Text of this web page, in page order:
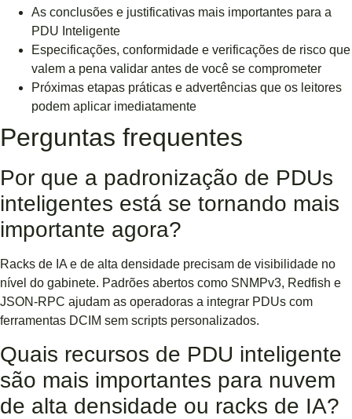
As conclusões e justificativas mais importantes para a
PDU Inteligente
Especificações, conformidade e verificações de risco que
valem a pena validar antes de você se comprometer
Próximas etapas práticas e advertências que os leitores
podem aplicar imediatamente
Perguntas frequentes
Por que a padronização de PDUs
inteligentes está se tornando mais
importante agora?
Racks de IA e de alta densidade precisam de visibilidade no
nível do gabinete. Padrões abertos como SNMPv3, Redfish e
JSON-RPC ajudam as operadoras a integrar PDUs com
ferramentas DCIM sem scripts personalizados.
Quais recursos de PDU inteligente
são mais importantes para nuvem
de alta densidade ou racks de IA?